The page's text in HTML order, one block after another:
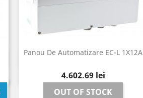
Panou De Automatizare EC-L 1X12A
Pret
4.602,69 lei
OUT OF STOCK